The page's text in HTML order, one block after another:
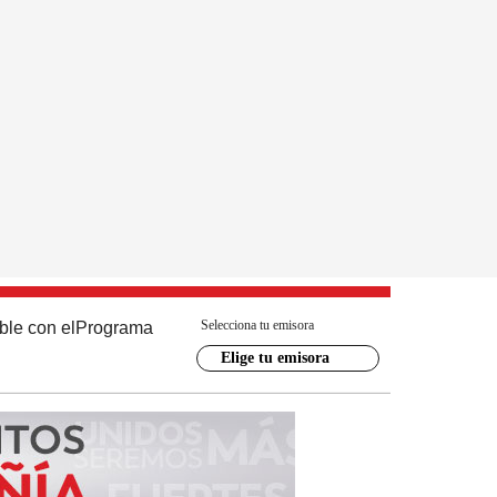
con el Programa Selecciona tu emisora
Elige tu emisora